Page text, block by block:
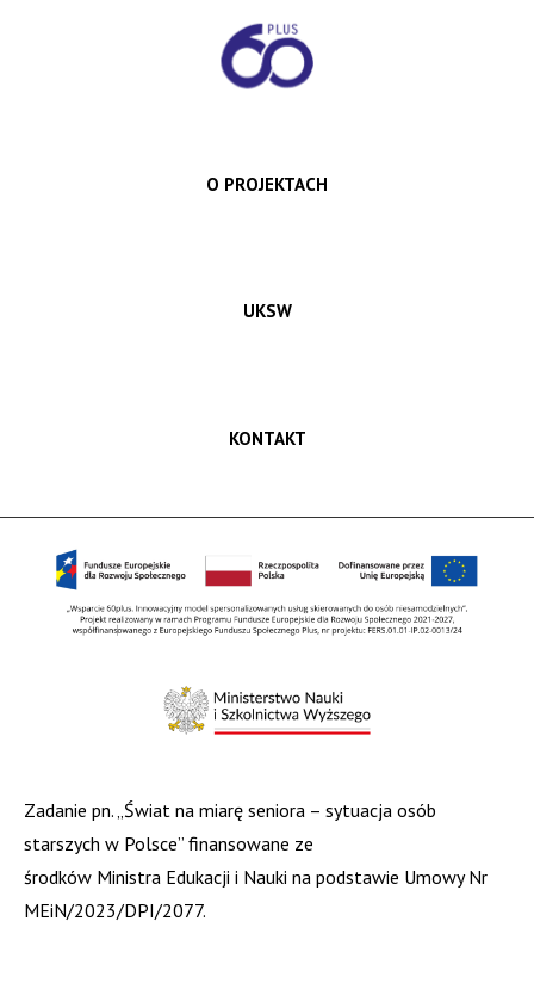
O PROJEKTACH
UKSW
KONTAKT
Zadanie pn. „Świat na miarę seniora – sytuacja osób
starszych w Polsce” finansowane ze
środków Ministra Edukacji i Nauki na podstawie Umowy Nr
MEiN/2023/DPI/2077.